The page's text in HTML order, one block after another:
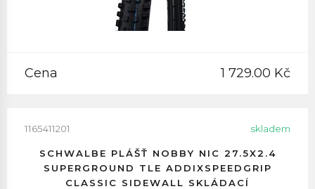
Cena 1 729.00 Kč
1165411201 skladem
SCHWALBE PLÁŠŤ NOBBY NIC 27.5X2.4
SUPERGROUND TLE ADDIXSPEEDGRIP
CLASSIC SIDEWALL SKLÁDACÍ